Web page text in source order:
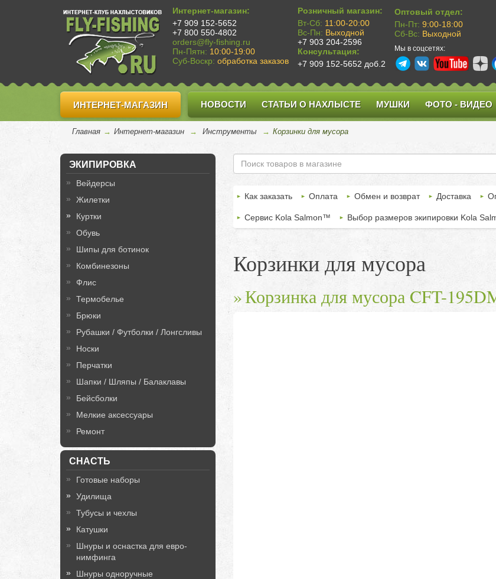
Интернет-магазин:
+7 909 152-5652
+7 800 550-4802
orders@fly-fishing.ru
Пн-Пятн: 10:00-19:00
Суб-Воскр: обработка заказов
Розничный магазин:
Вт-Сб: 11:00-20:00
Вс-Пн: Выходной
+7 903 204-2596
Консультация:
+7 909 152-5652 доб.2
Оптовый отдел:
Пн-Пт: 9:00-18:00
Сб-Вс: Выходной
Мы в соцсетях:
ИНТЕРНЕТ-МАГАЗИН НОВОСТИ СТАТЬИ О НАХЛЫСТЕ МУШКИ ФОТО - ВИДЕО
Главная → Интернет-магазин → Инструменты → Корзинки для мусора
ЭКИПИРОВКА
Вейдерсы
Жилетки
Куртки
Обувь
Шипы для ботинок
Комбинезоны
Флис
Термобелье
Брюки
Рубашки / Футболки / Лонгсливы
Носки
Перчатки
Шапки / Шляпы / Балаклавы
Бейсболки
Мелкие аксессуары
Ремонт
СНАСТЬ
Готовые наборы
Удилища
Тубусы и чехлы
Катушки
Шнуры и оснастка для евро-
нимфинга
Шнуры одноручные
Как заказать Оплата Обмен и возврат Доставка
Сервис Kola Salmon™ Выбор размеров экипировки Kola
Корзинки для мусора
Корзинка для мусора CFT-